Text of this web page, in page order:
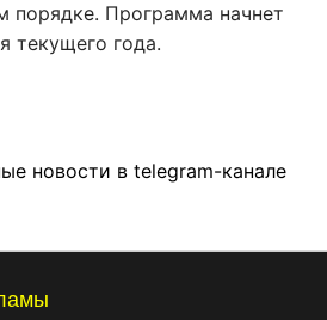
порядке. Программа начнет
текущего года.
новости в telegram-канале